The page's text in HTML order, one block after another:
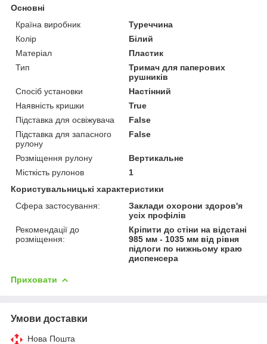
Основні
Країна виробник
Туреччина
Колір
Білий
Матеріал
Пластик
Тип
Тримач для паперових
рушників
Спосіб установки
Настінний
Наявність кришки
True
Підставка для освіжувача
False
Підставка для запасного
рулону
False
Розміщення рулону
Вертикальне
Місткість рулонов
1
Користувальницькі характеристики
Сфера застосування:
Заклади охорони здоров'я
усіх профілів
Рекомендації до
розміщення:
Кріпити до стіни на відстані
985 мм - 1035 мм від рівня
підлоги по нижньому краю
диспенсера
Приховати
Умови доставки
Нова Пошта